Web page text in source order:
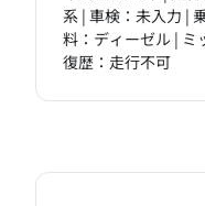
系 | 車検：未入力 |
料：ディーゼル | ミ
復歴：走行不可